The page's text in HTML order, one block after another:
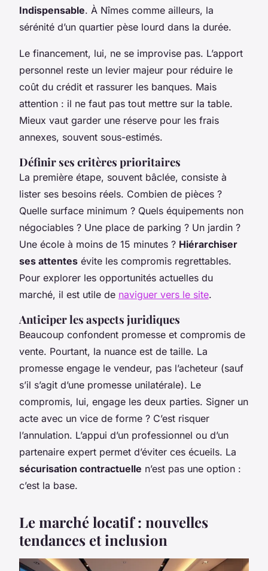
Indispensable. À Nîmes comme ailleurs, la
sérénité d’un quartier pèse lourd dans la durée.
Le financement, lui, ne se improvise pas. L’apport
personnel reste un levier majeur pour réduire le
coût du crédit et rassurer les banques. Mais
attention : il ne faut pas tout mettre sur la table.
Mieux vaut garder une réserve pour les frais
annexes, souvent sous-estimés.
Définir ses critères prioritaires
La première étape, souvent bâclée, consiste à
lister ses besoins réels. Combien de pièces ?
Quelle surface minimum ? Quels équipements non
négociables ? Une place de parking ? Un jardin ?
Une école à moins de 15 minutes ? Hiérarchiser
ses attentes évite les compromis regrettables.
Pour explorer les opportunités actuelles du
marché, il est utile de naviguer vers le site.
Anticiper les aspects juridiques
Beaucoup confondent promesse et compromis de
vente. Pourtant, la nuance est de taille. La
promesse engage le vendeur, pas l’acheteur (sauf
s’il s’agit d’une promesse unilatérale). Le
compromis, lui, engage les deux parties. Signer un
acte avec un vice de forme ? C’est risquer
l’annulation. L’appui d’un professionnel ou d’un
partenaire expert permet d’éviter ces écueils. La
sécurisation contractuelle n’est pas une option :
c’est la base.
Le marché locatif : nouvelles
tendances et inclusion